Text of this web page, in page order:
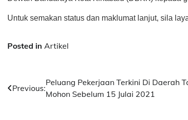
Untuk semakan status dan maklumat lanjut, sila
Posted in Artikel
Post
Previous:
Peluang Pekerjaan Terkini Di Daerah
Mohon Sebelum 15 Julai 2021